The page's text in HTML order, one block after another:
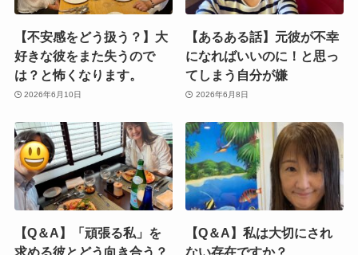
【不安感をどう扱う？】大
好きな彼をまた失うので
は？と怖くなります。
2026年6月10日
【あるある話】元彼が不幸
になればいいのに！と思っ
てしまう自分が嫌
2026年6月8日
【Q＆A】「頑張る私」を
【Q＆A】私は大切にされ